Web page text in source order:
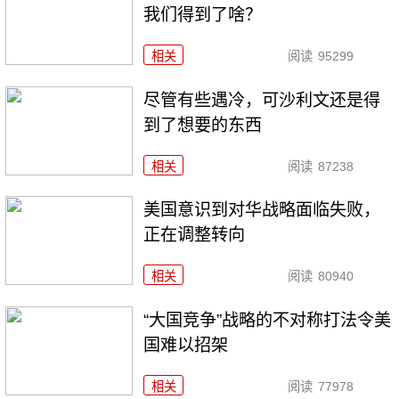
我们得到了啥？
相关 阅读 95299
尽管有些遇冷，可沙利文还是得
到了想要的东西
相关 阅读 87238
美国意识到对华战略面临失败，
正在调整转向
相关 阅读 80940
“大国竞争”战略的不对称打法令美
国难以招架
相关 阅读 77978